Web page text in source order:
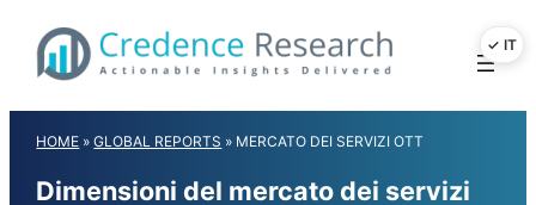
content
HOME »GLOBAL REPORTS » MERCATO DEI SERVIZI OTT
Dimensioni del mercato dei servizi